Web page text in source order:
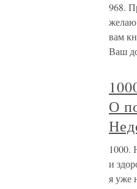
968.
желаю
вам
Ваш
О
1000.
и
я уже